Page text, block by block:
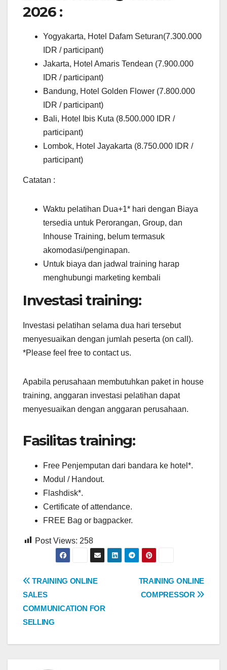
2026 :
Yogyakarta, Hotel Dafam Seturan(7.300.000
IDR / participant)
Jakarta, Hotel Amaris Tendean (7.900.000
IDR / participant)
Bandung, Hotel Golden Flower (7.800.000
IDR / participant)
Bali, Hotel Ibis Kuta (8.500.000 IDR /
participant)
Lombok, Hotel Jayakarta (8.750.000 IDR /
participant)
Catatan :
Waktu pelatihan Dua+1* hari dengan Biaya
tersedia untuk Perorangan, Group, dan
Inhouse Training, belum termasuk
akomodasi/penginapan.
Untuk biaya dan jadwal training harap
menghubungi marketing kembali
Investasi training:
Investasi pelatihan selama dua hari tersebut
menyesuaikan dengan jumlah peserta (on call).
*Please feel free to contact us.
Apabila perusahaan membutuhkan paket in house
training, anggaran investasi pelatihan dapat
menyesuaikan dengan anggaran perusahaan.
Fasilitas training:
Free Penjemputan dari bandara ke hotel*.
Modul / Handout.
Flashdisk*.
Certificate of attendance.
FREE Bag or bagpacker.
Post Views: 258
Post
navigation
TRAINING ONLINE
COMPRESSOR
TRAINING ONLINE
SALES
COMMUNICATION FOR
SELLING